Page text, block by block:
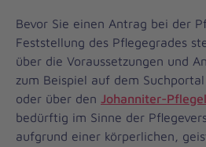
Bevor Sie einen Antrag bei der
Feststellung des Pflegegrades
über die Voraussetzungen und
zum Beispiel auf dem
oder über den Johanniter-
bedürftig im Sinne der
aufgrund einer körperlichen,